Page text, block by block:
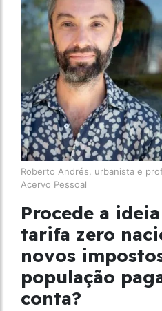
Roberto Andrés, urbanista e
Acervo Pessoal
Procede a
tarifa zero
novos
população
conta?